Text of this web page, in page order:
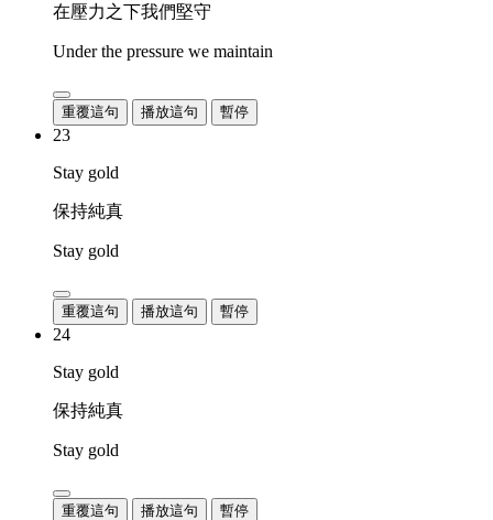
在壓力之下我們堅守
Under the pressure we maintain
重覆這句 播放這句 暫停
23
Stay gold
保持純真
Stay gold
重覆這句 播放這句 暫停
24
Stay gold
保持純真
Stay gold
重覆這句 播放這句 暫停